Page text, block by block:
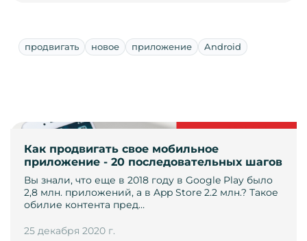
продвигать новое приложение Android
Как продвигать свое мобильное
приложение - 20 последовательных шагов
Вы знали, что еще в 2018 году в Google Play было
2,8 млн. приложений, а в App Store 2.2 млн.? Такое
обилие контента пред…
25 декабря 2020 г.